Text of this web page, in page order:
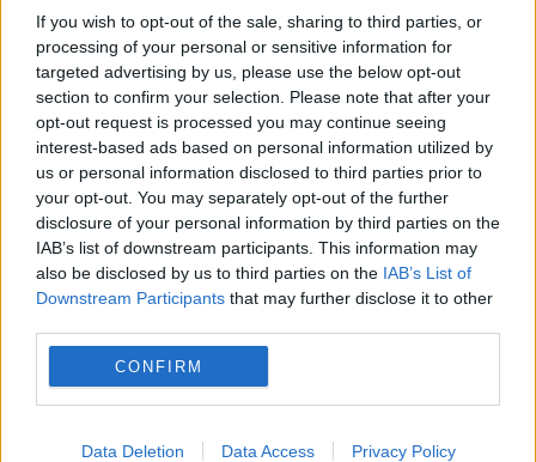
If you wish to opt-out of the sale, sharing to third parties, or
processing of your personal or sensitive information for
targeted advertising by us, please use the below opt-out
section to confirm your selection. Please note that after your
opt-out request is processed you may continue seeing
interest-based ads based on personal information utilized by
us or personal information disclosed to third parties prior to
your opt-out. You may separately opt-out of the further
disclosure of your personal information by third parties on the
IAB’s list of downstream participants. This information may
also be disclosed by us to third parties on the IAB’s List of
Downstream Participants that may further disclose it to other
CONFIRM
Data Deletion Data Access Privacy Policy
Recomandările noastre